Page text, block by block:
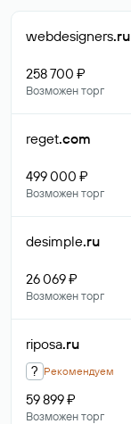
webdesigners.ru
258 700 ₽
Возможен торг
reget.com
499 000 ₽
Возможен торг
desimple.ru
26 069 ₽
Возможен торг
riposa.ru
? Рекомендуем
59 899 ₽
Возможен торг